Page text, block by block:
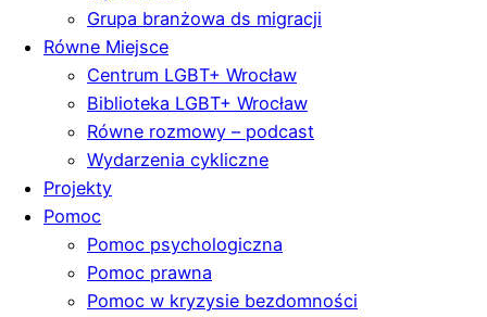
Grupa branżowa ds migracji
Równe Miejsce
Centrum LGBT+ Wrocław
Biblioteka LGBT+ Wrocław
Równe rozmowy – podcast
Wydarzenia cykliczne
Projekty
Pomoc
Pomoc psychologiczna
Pomoc prawna
Pomoc w kryzysie bezdomności